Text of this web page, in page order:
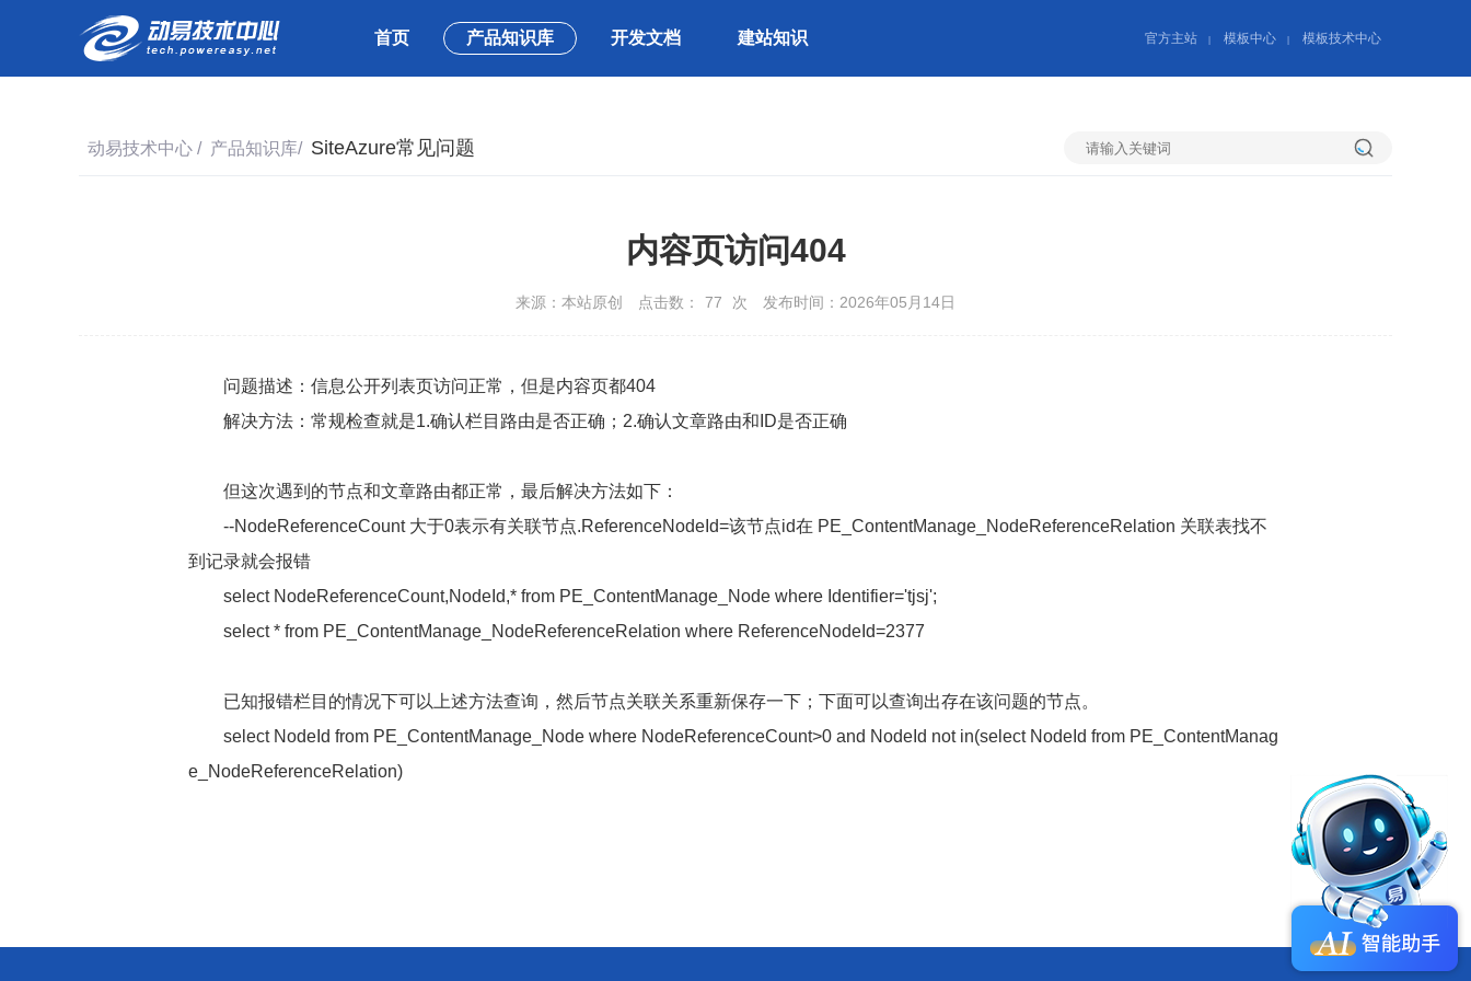
官方主站 模板中心 模板技术中心
首页 产品知识库 开发文档 建站知识
动易技术中心 / 产品知识库/ SiteAzure常见问题
内容页访问404
来源：本站原创 点击数： 77 次 发布时间：2026年05月14日
问题描述：信息公开列表页访问正常，但是内容页都404
解决方法：常规检查就是1.确认栏目路由是否正确；2.确认文章路由和ID是否正确
但这次遇到的节点和文章路由都正常，最后解决方法如下：
--NodeReferenceCount 大于0表示有关联节点.ReferenceNodeId=该节点id在 PE_ContentManage_NodeReferenceRelation 关联表找不
到记录就会报错
select NodeReferenceCount,NodeId,* from PE_ContentManage_Node where Identifier='tjsj';
select * from PE_ContentManage_NodeReferenceRelation where ReferenceNodeId=2377
已知报错栏目的情况下可以上述方法查询，然后节点关联关系重新保存一下；下面可以查询出存在该问题的节点。
select NodeId from PE_ContentManage_Node where NodeReferenceCount>0 and NodeId not in(select NodeId from PE_ContentManag
e_NodeReferenceRelation)